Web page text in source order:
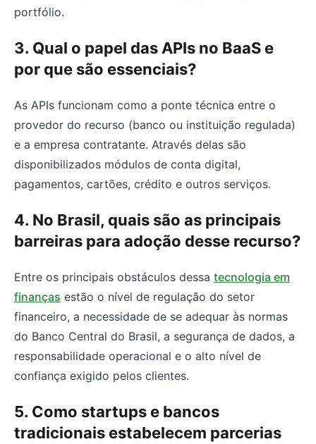
portfólio.
3. Qual o papel das APIs no BaaS e
por que são essenciais?
As APIs funcionam como a ponte técnica entre o
provedor do recurso (banco ou instituição regulada)
e a empresa contratante. Através delas são
disponibilizados módulos de conta digital,
pagamentos, cartões, crédito e outros serviços.
4. No Brasil, quais são as principais
barreiras para adoção desse recurso?
Entre os principais obstáculos dessa tecnologia em
finanças estão o nível de regulação do setor
financeiro, a necessidade de se adequar às normas
do Banco Central do Brasil, a segurança de dados, a
responsabilidade operacional e o alto nível de
confiança exigido pelos clientes.
5. Como startups e bancos
tradicionais estabelecem parcerias